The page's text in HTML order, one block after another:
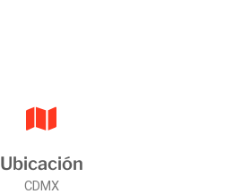
Ubicación
CDMX